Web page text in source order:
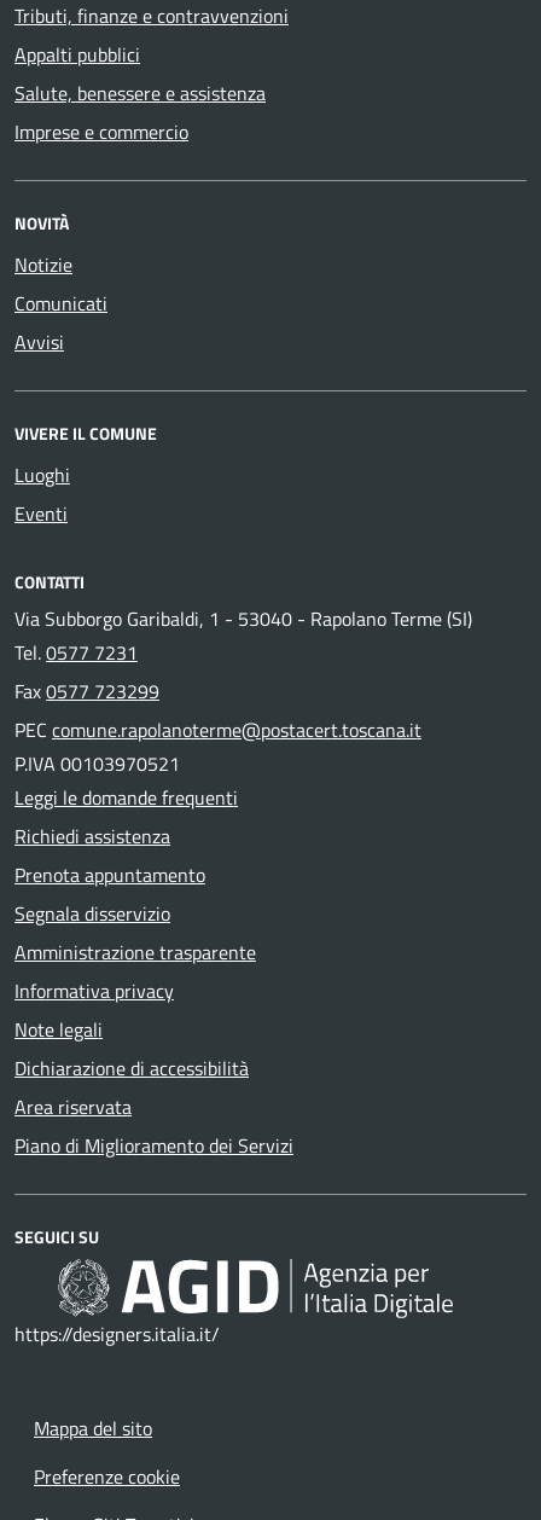
Tributi, finanze e contravvenzioni
Appalti pubblici
Salute, benessere e assistenza
Imprese e commercio
NOVITÀ
Notizie
Comunicati
Avvisi
VIVERE IL COMUNE
Luoghi
Eventi
CONTATTI
Via Subborgo Garibaldi, 1 - 53040 - Rapolano Terme (SI)
Tel.0577 7231
Fax0577 723299
PEC comune.rapolanoterme@postacert.toscana.it
P.IVA 00103970521
Leggi le domande frequenti
Richiedi assistenza
Prenota appuntamento
Segnala disservizio
Amministrazione trasparente
Informativa privacy
Note legali
Dichiarazione di accessibilità
Area riservata
Piano di Miglioramento dei Servizi
SEGUICI SU
https://designers.italia.it/
Mappa del sito
Preferenze cookie